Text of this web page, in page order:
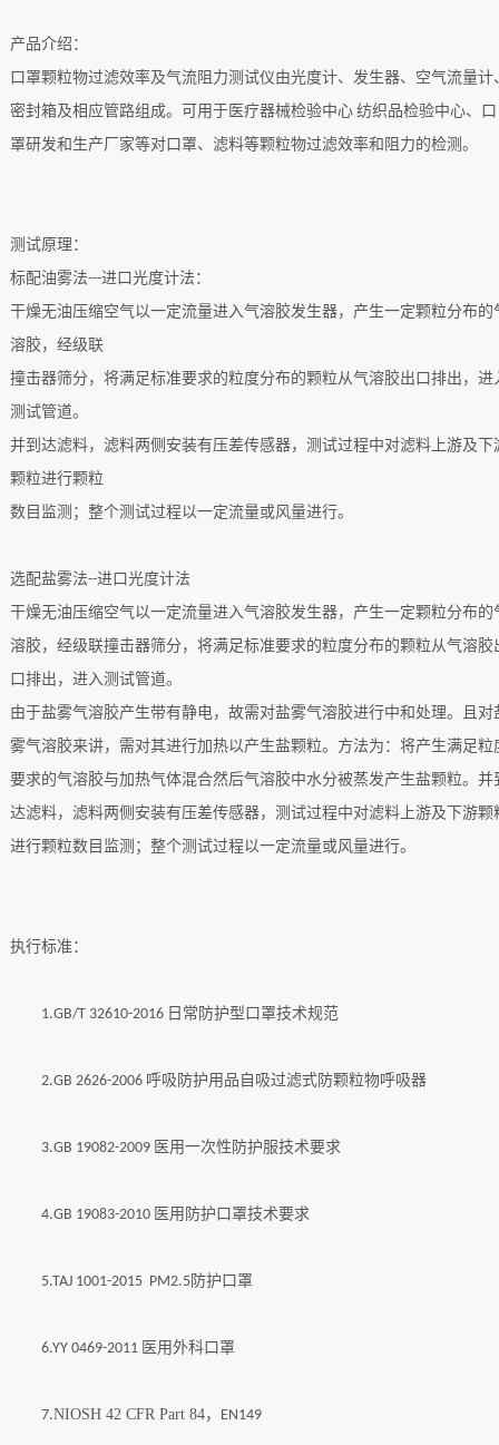
产品介绍：
口罩颗粒物过滤效率及气流阻力测试仪由光度计、发生器、空气流量计
密封箱及相应管路组成。可用于医疗器械检验中心 纺织品检验中心、口
罩研发和生产厂家等对口罩、滤料等颗粒物过滤效率和阻力的检测。
测试原理：
标配油雾法---进口光度计法：
干燥无油压缩空气以一定流量进入气溶胶发生器，产生一定颗粒分布的
溶胶，经级联
撞击器筛分，将满足标准要求的粒度分布的颗粒从气溶胶出口排出，进
测试管道。
并到达滤料，滤料两侧安装有压差传感器，测试过程中对滤料上游及下
颗粒进行颗粒
数目监测；整个测试过程以一定流量或风量进行。
选配盐雾法--进口光度计法
干燥无油压缩空气以一定流量进入气溶胶发生器，产生一定颗粒分布的
溶胶，经级联撞击器筛分，将满足标准要求的粒度分布的颗粒从气溶胶
口排出，进入测试管道。
由于盐雾气溶胶产生带有静电，故需对盐雾气溶胶进行中和处理。且对
雾气溶胶来讲，需对其进行加热以产生盐颗粒。方法为：将产生满足粒
要求的气溶胶与加热气体混合然后气溶胶中水分被蒸发产生盐颗粒。并
达滤料，滤料两侧安装有压差传感器，测试过程中对滤料上游及下游颗
进行颗粒数目监测；整个测试过程以一定流量或风量进行。
执行标准：
1.GB/T 32610-2016 日常防护型口罩技术规范
2.GB 2626-2006 呼吸防护用品自吸过滤式防颗粒物呼吸器
3.GB 19082-2009 医用一次性防护服技术要求
4.GB 19083-2010 医用防护口罩技术要求
5.TAJ 1001-2015 PM2.5防护口罩
6.YY 0469-2011 医用外科口罩
7.‌NIOSH 42 CFR Part 84， EN149